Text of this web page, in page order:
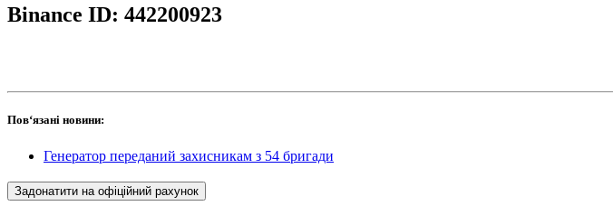
Binance ID: 442200923
Пов‘язані новини:
Генератор переданий захисникам з 54 бригади
Задонатити на офіційний рахунок